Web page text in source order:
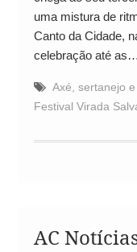
uma mistura de
Canto da Cidade,
celebração até as…
Axé, sertanejo
Festival Virada
AC